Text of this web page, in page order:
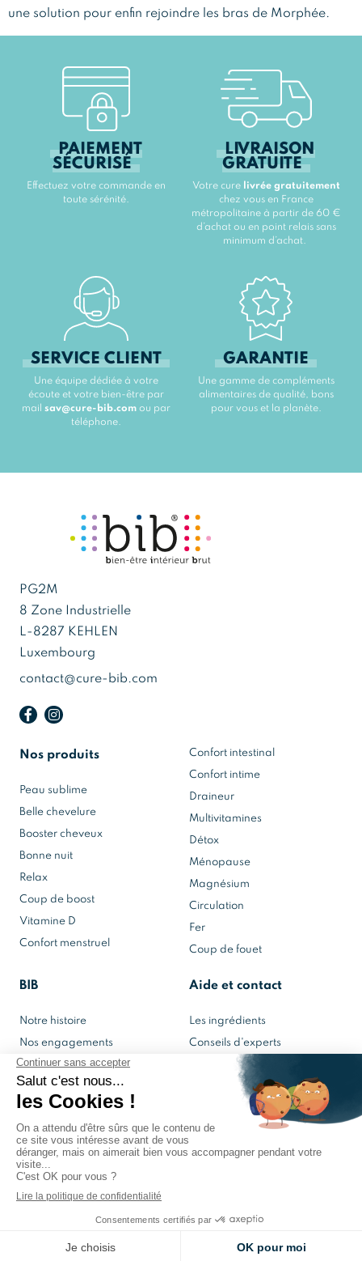
une solution pour enfin rejoindre les bras de Morphée.
PAIEMENT
SÉCURISÉ
Effectuez votre commande en
toute sérénité.
LIVRAISON
GRATUITE
Votre cure
livrée gratuitement
chez vous en France
métropolitaine à partir de 60 €
d’achat ou en point relais sans
minimum d’achat.
SERVICE CLIENT
Une équipe dédiée à votre
écoute et votre bien-être par
mail sav@cure-bib.com ou par
téléphone.
GARANTIE
Une gamme de compléments
alimentaires de qualité, bons
pour vous et la planète.
PG2M
8 Zone Industrielle
L-8287 KEHLEN
Luxembourg
contact@cure-bib.com
Nos produits
Peau sublime
Belle chevelure
Booster cheveux
Bonne nuit
Relax
Coup de boost
Vitamine D
Confort menstruel
Confort intestinal
Confort intime
Draineur
Multivitamines
Détox
Ménopause
Magnésium
Circulation
Fer
Coup de fouet
BIB
Notre histoire
Nos engagements
Notre laboratoire
Mon espace BIB
Aide et contact
Les ingrédients
Conseils d'experts
Contactez-nous
© 2022 BIB
Mentions Légales–